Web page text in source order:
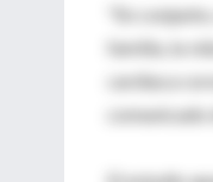
"En
familia, la
cardiaca